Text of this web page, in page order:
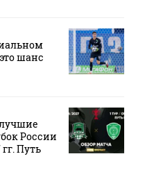
шанс
России
Путь